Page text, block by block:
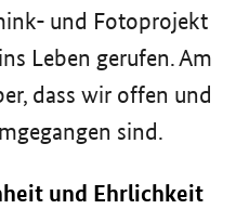
und Fotoprojekt
Leben gerufen. Am
dass wir offen und
sind.
und Ehrlichkeit